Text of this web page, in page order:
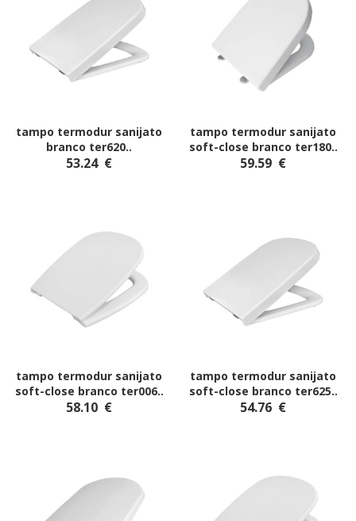
tampo termodur sanijato
branco ter620..
53.24 €
tampo termodur sanijato
soft-close branco ter180..
59.59 €
tampo termodur sanijato
soft-close branco ter006..
58.10 €
tampo termodur sanijato
soft-close branco ter625..
54.76 €